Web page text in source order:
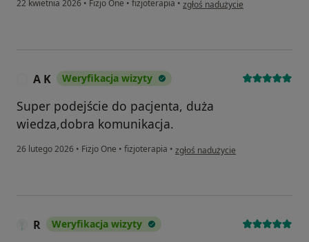
22 kwietnia 2026 • Fizjo One • fizjoterapia • zgłoś nadużycie
A K Weryfikacja wizyty
Super podejście do pacjenta, duża
wiedza,dobra komunikacja.
26 lutego 2026 • Fizjo One • fizjoterapia • w opinii użytkownika A K
zgłoś nadużycie
R Weryfikacja wizyty